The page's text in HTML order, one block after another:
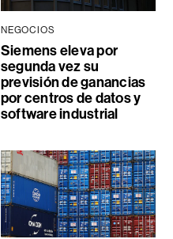
NEGOCIOS
Siemens eleva por
segunda vez su
previsión de ganancias
por centros de datos y
software industrial